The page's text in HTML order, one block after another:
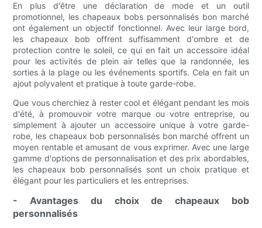
En plus d'être une déclaration de mode et un outil
promotionnel, les chapeaux bobs personnalisés bon marché
ont également un objectif fonctionnel. Avec leur large bord,
les chapeaux bob offrent suffisamment d'ombre et de
protection contre le soleil, ce qui en fait un accessoire idéal
pour les activités de plein air telles que la randonnée, les
sorties à la plage ou les événements sportifs. Cela en fait un
ajout polyvalent et pratique à toute garde-robe.
Que vous cherchiez à rester cool et élégant pendant les mois
d'été, à promouvoir votre marque ou votre entreprise, ou
simplement à ajouter un accessoire unique à votre garde-
robe, les chapeaux bob personnalisés bon marché offrent un
moyen rentable et amusant de vous exprimer. Avec une large
gamme d'options de personnalisation et des prix abordables,
les chapeaux bob personnalisés sont un choix pratique et
élégant pour les particuliers et les entreprises.
- Avantages du choix de chapeaux bob
personnalisés